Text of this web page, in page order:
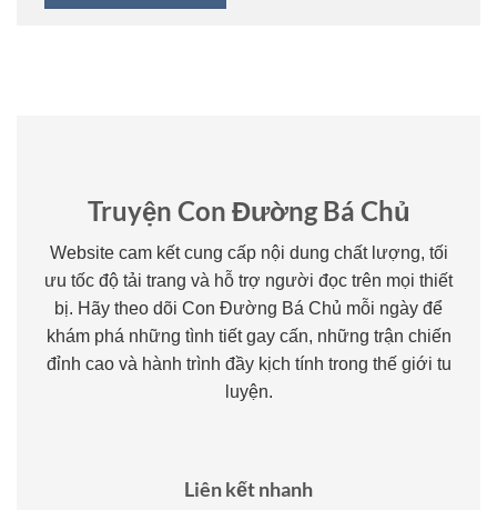
Truyện Con Đường Bá Chủ
Website cam kết cung cấp nội dung chất lượng, tối
ưu tốc độ tải trang và hỗ trợ người đọc trên mọi thiết
bị. Hãy theo dõi Con Đường Bá Chủ mỗi ngày để
khám phá những tình tiết gay cấn, những trận chiến
đỉnh cao và hành trình đầy kịch tính trong thế giới tu
luyện.
Liên kết nhanh